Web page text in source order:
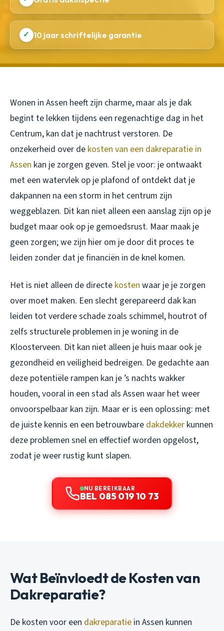
✓ 10 jaar schriftelijke garantie
Wonen in Assen heeft zijn charme, maar als je dak
begint te lekken tijdens een regenachtige dag in het
Centrum, kan dat je nachtrust verstoren. De
onzekerheid over de kosten van een dakreparatie in
Assen kan je zorgen geven. Stel je voor: je ontwaakt
met een watervlek op je plafond of ontdekt dat je
dakpannen na een storm in het centrum zijn
weggeblazen. Dit kan niet alleen een aanslag zijn op je
budget maar ook op je gemoedsrust. Maar maak je
geen zorgen; we zijn hier om je door dit proces te
leiden zonder dat je financiën in de knel komen.
Het is niet alleen de directe kosten waar je je zorgen
over moet maken. Een slecht gerepareerd dak kan
leiden tot verdere schade zoals schimmel, houtrot of
zelfs structurele problemen in je woning in de
Kloosterveen. Dit kan niet alleen je huis maar ook je
gezondheid en veiligheid bedreigen. De gedachte aan
deze potentiële rampen kan je ’s nachts wakker
houden, vooral in een stad als Assen waar het weer
onvoorspelbaar kan zijn. Maar er is een oplossing: met
de juiste kennis en een betrouwbare dakdekker kunnen
deze problemen snel en effectief worden opgelost,
zodat je weer rustig kunt slapen.
NU BEREIKBAAR
BEL 085 019 10 73
Wat Beïnvloedt de Kosten van
Dakreparatie?
De kosten voor een dakreparatie in Assen kunnen